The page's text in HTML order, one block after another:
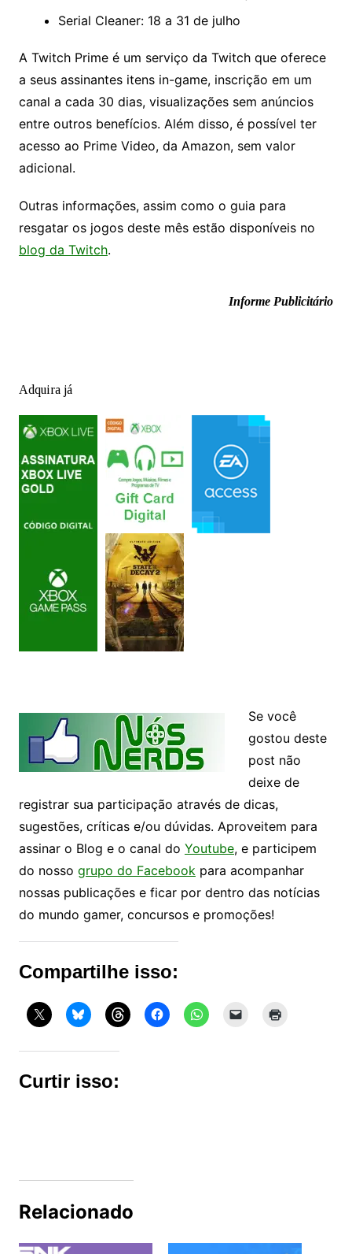
Serial Cleaner: 18 a 31 de julho
A Twitch Prime é um serviço da Twitch que oferece
a seus assinantes itens in-game, inscrição em um
canal a cada 30 dias, visualizações sem anúncios
entre outros benefícios. Além disso, é possível ter
acesso ao Prime Video, da Amazon, sem valor
adicional.
Outras informações, assim como o guia para
resgatar os jogos deste mês estão disponíveis no
blog da Twitch.
Informe Publicitário
Adquira já
Se você
gostou deste
post não
deixe de
registrar sua participação através de dicas,
sugestões, críticas e/ou dúvidas. Aproveitem para
assinar o Blog e o canal do Youtube, e participem
do nosso grupo do Facebookpara acompanhar
nossas publicações e ficar por dentro das notícias
do mundo gamer, concursos e promoções!
Compartilhe isso:
Curtir isso:
Relacionado